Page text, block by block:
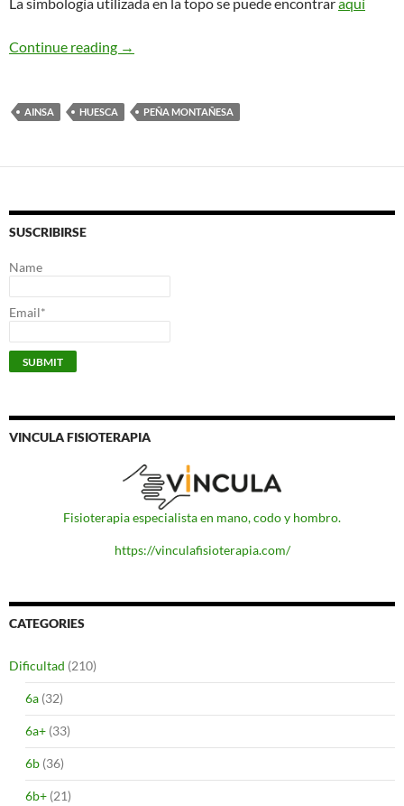
Continue reading Clásica de Verano. Peña Montañesa
→
AINSA HUESCA PEÑA MONTAÑESA
SUSCRIBIRSE
Name
Email*
VINCULA FISIOTERAPIA
Fisioterapia especialista en mano, codo y hombro.
https://vinculafisioterapia.com/
CATEGORIES
Dificultad (210)
6a (32)
6a+ (33)
6b (36)
6b+ (21)